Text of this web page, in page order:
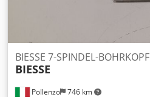
Pollenzo 746 km
BIESSE 7-SPINDEL-BOHRKOPF
BIESSE